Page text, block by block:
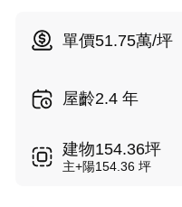
單價51.75萬/坪
屋齡2.4 年
建物154.36坪
主+陽154.36 坪